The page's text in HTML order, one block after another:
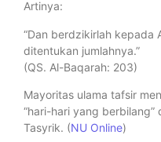
Artinya:
“Dan berdzikirlah kepada
ditentukan jumlahnya.”
(QS. Al-Baqarah: 203)
Mayoritas ulama tafsir
“hari-hari yang
Tasyrik. (NU Online)